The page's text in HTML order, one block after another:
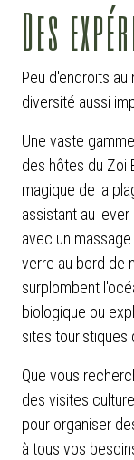
Des
Peu d'endroits
diversité aussi
Une vaste
des hôtes du Zoi
magique de la
assistant au
avec un
verre au bord de
surplombent
biologique ou
sites touristiques
Que vous
des visites
pour organiser
à tous vos